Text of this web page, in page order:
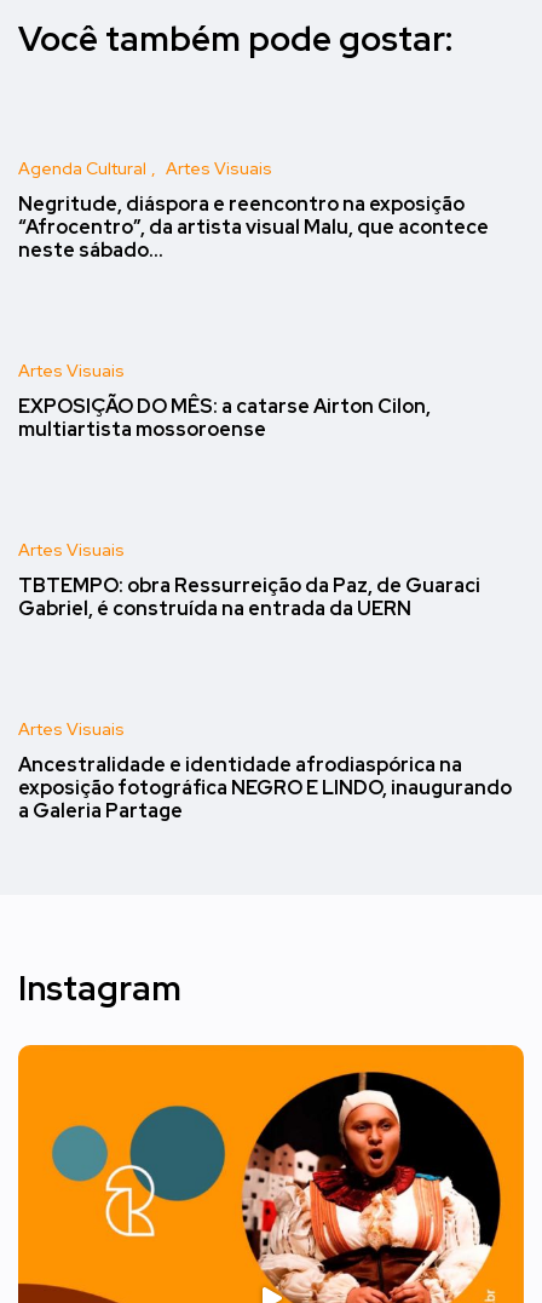
Você também pode gostar:
Agenda Cultural Artes Visuais
Negritude, diáspora e reencontro na exposição
“Afrocentro”, da artista visual Malu, que acontece
neste sábado…
Artes Visuais
EXPOSIÇÃO DO MÊS: a catarse Airton Cilon,
multiartista mossoroense
Artes Visuais
TBTEMPO: obra Ressurreição da Paz, de Guaraci
Gabriel, é construída na entrada da UERN
Artes Visuais
Ancestralidade e identidade afrodiaspórica na
exposição fotográfica NEGRO E LINDO, inaugurando
a Galeria Partage
Instagram